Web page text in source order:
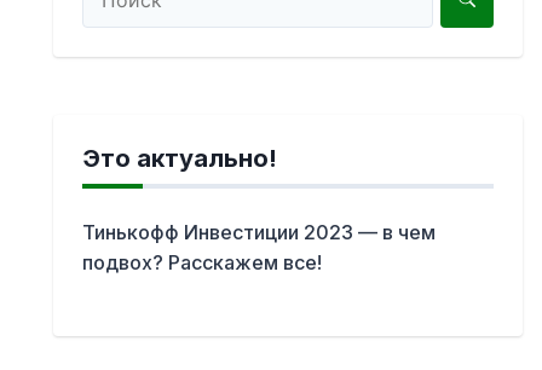
Это актуально!
Тинькофф Инвестиции 2023 — в чем
подвох? Расскажем все!